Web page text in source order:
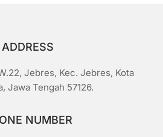
ADDRESS
Jebres, Kec. Jebres, Kota
Jawa Tengah 57126.
NUMBER